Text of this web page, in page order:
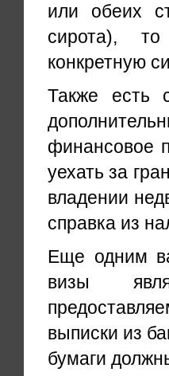
или обеих
сирота), то
конкретную
Также есть
финансовое
уехать за
владении
справка из
Еще одним
визы
выписки из
бумаги